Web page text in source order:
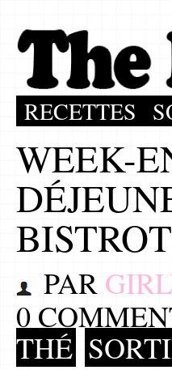
RECETTES
WEEK-
PAR
0
THÉ